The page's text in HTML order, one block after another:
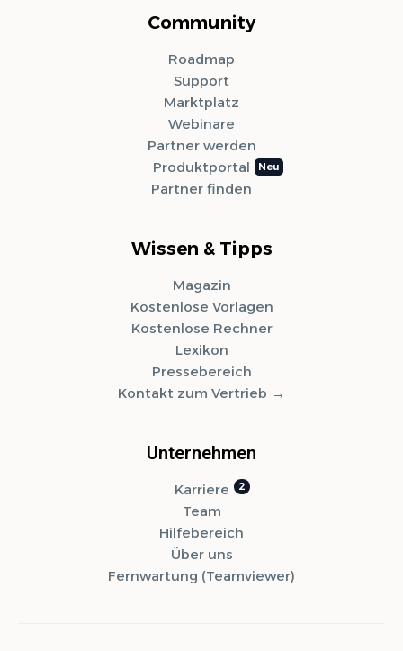
Community
Roadmap
Support
Marktplatz
Webinare
Partner werden
Produktportal
Partner finden
Wissen & Tipps
Magazin
Kostenlose Vorlagen
Kostenlose Rechner
Lexikon
Pressebereich
Kontakt zum Vertrieb
Unternehmen
Karriere
Team
Hilfebereich
Über uns
Fernwartung (Teamviewer)